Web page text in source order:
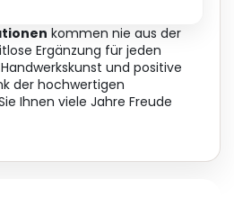
kommen nie aus der
Ergänzung für jeden
und positive
der hochwertigen
Ihnen viele Jahre Freude